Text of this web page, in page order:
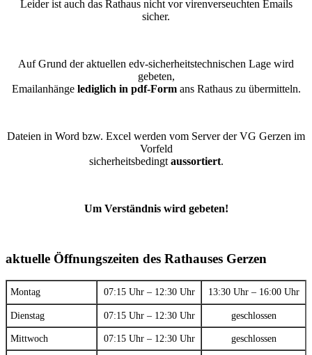
Leider ist auch das Rathaus nicht vor virenverseuchten Emails
sicher.
Auf Grund der aktuellen edv-sicherheitstechnischen Lage wird
gebeten,
Emailanhänge lediglich in pdf-Formans Rathaus zu übermitteln.
Dateien in Word bzw. Excel werden vom Server der VG Gerzen im
Vorfeld
sicherheitsbedingt aussortiert.
Um Verständnis wird gebeten!
aktuelle Öffnungszeiten des Rathauses Gerzen
Montag 07:15 Uhr – 12:30 Uhr 13:30 Uhr – 16:00 Uhr
Dienstag 07:15 Uhr – 12:30 Uhr geschlossen
Mittwoch 07:15 Uhr – 12:30 Uhr geschlossen